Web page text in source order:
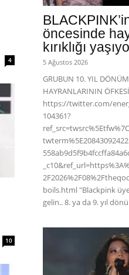
4
10
öncesinde
kırıklığı
5 Ağustos 2026
GRUBUN 10. YIL
HAYRANLARININ
https://twitter.com/
104361?
boils.html "Blackpink
gelin.. 8. ya da 9. yıl